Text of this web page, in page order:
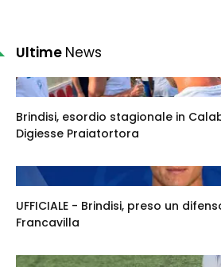
Ultime News
Brindisi, esordio stagionale in
Digiesse Praiatortora
UFFICIALE - Brindisi, preso un
Francavilla